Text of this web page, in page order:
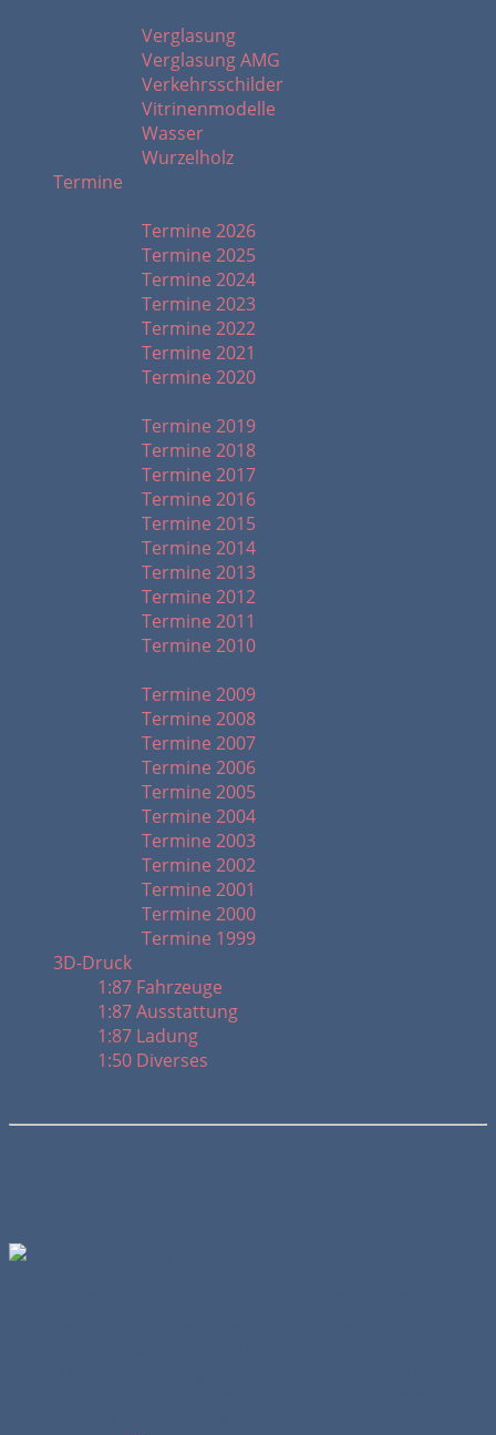
Verglasung
Verglasung AMG
Verkehrsschilder
Vitrinenmodelle
Wasser
Wurzelholz
Termine
Termine 2026
Termine 2025
Termine 2024
Termine 2023
Termine 2022
Termine 2021
Termine 2020
Termine 2019
Termine 2018
Termine 2017
Termine 2016
Termine 2015
Termine 2014
Termine 2013
Termine 2012
Termine 2011
Termine 2010
Termine 2009
Termine 2008
Termine 2007
Termine 2006
Termine 2005
Termine 2004
Termine 2003
Termine 2002
Termine 2001
Termine 2000
Termine 1999
3D-Druck
1:87 Fahrzeuge
1:87 Ausstattung
1:87 Ladung
1:50 Diverses